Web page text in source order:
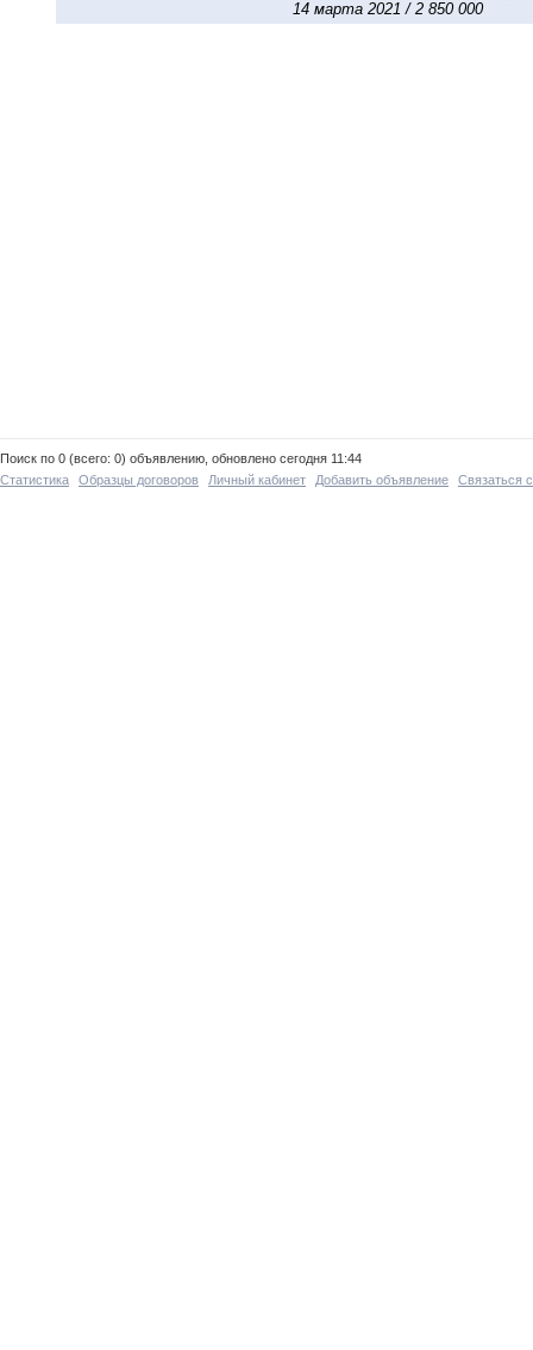
14 марта 2021 / 2 850 000
Поиск по 0 (всего: 0) объявлению, обновлено сегодня 11:44
Статистика
Образцы договоров Личный кабинет Добавить объявление Связаться